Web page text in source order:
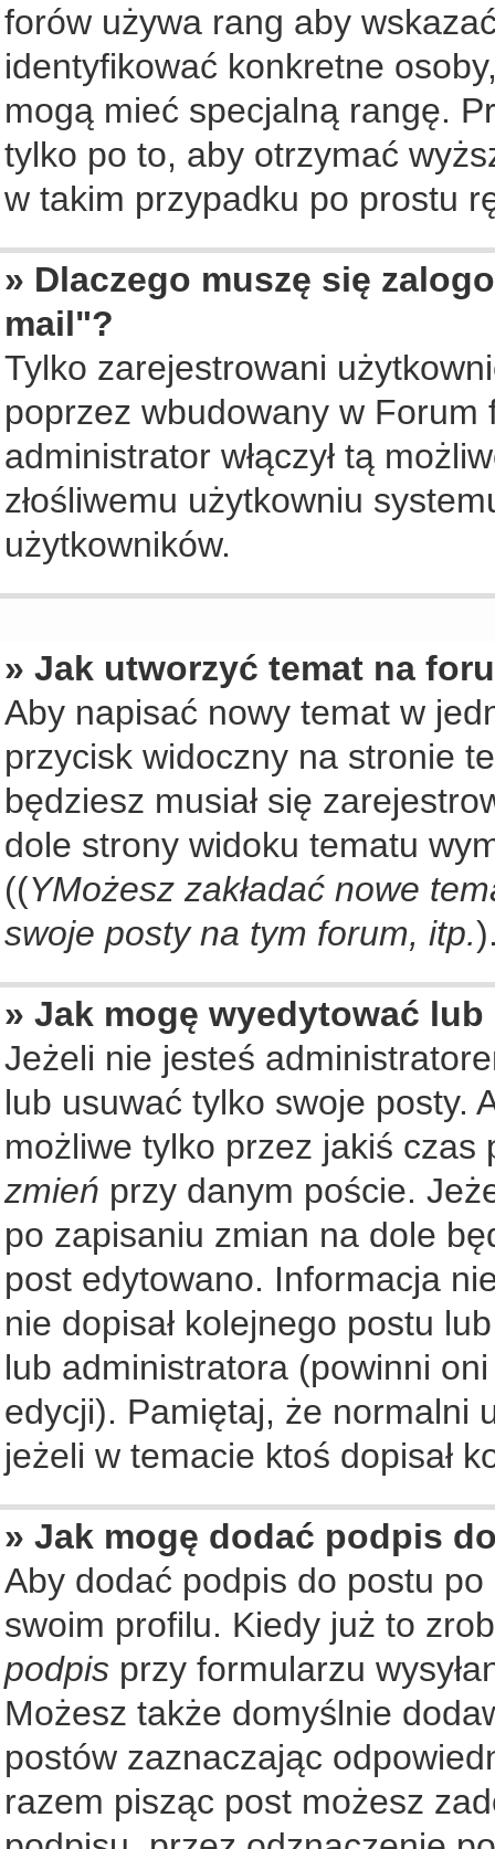
forów używa rang aby
identyfikować konkretne
mogą mieć specjalną rangę.
tylko po to, aby otrzymać
w takim przypadku po prostu
» Dlaczego muszę się
mail"?
Tylko zarejestrowani
poprzez wbudowany w Forum
administrator włączył tą
złośliwemu użytkowniu
użytkowników.
» Jak utworzyć temat na
Aby napisać nowy temat w
przycisk widoczny na stronie
będziesz musiał się
dole strony widoku tematu
((YMożesz zakładać nowe
swoje posty na tym forum, itp.
» Jak mogę wyedytować
Jeżeli nie jesteś
lub usuwać tylko swoje posty.
możliwe tylko przez jakiś
zmień przy danym poście.
po zapisaniu zmian na dole
post edytowano. Informacja
nie dopisał kolejnego postu
lub administratora (powinni
edycji). Pamiętaj, że normalni
jeżeli w temacie ktoś dopisał
» Jak mogę dodać podpis
Aby dodać podpis do postu
swoim profilu. Kiedy już to
podpis przy formularzu
Możesz także domyślnie
postów zaznaczając
razem pisząc post możesz